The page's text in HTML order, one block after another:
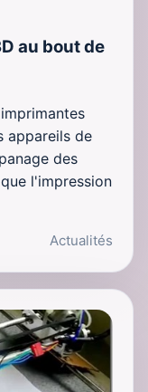
au bout de
appareils de
des
l'impression
Actualités